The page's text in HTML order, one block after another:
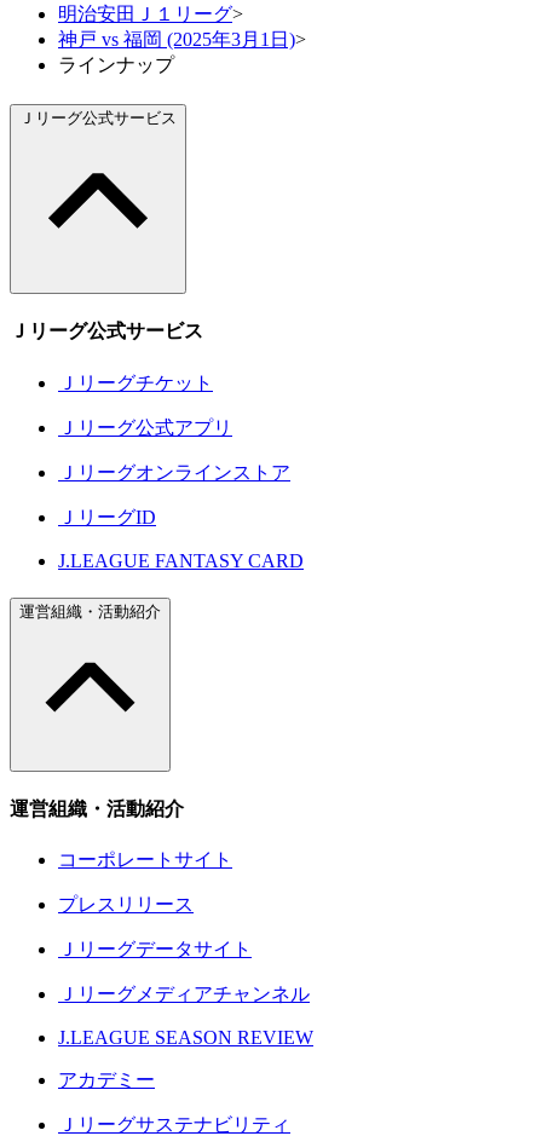
明治安田Ｊ１リーグ>
神戸 vs 福岡 (2025年3月1日)>
ラインナップ
Ｊリーグ公式サービス
Ｊリーグ公式サービス
Ｊリーグチケット
Ｊリーグ公式アプリ
Ｊリーグオンラインストア
ＪリーグID
J.LEAGUE FANTASY CARD
運営組織・活動紹介
運営組織・活動紹介
コーポレートサイト
プレスリリース
Ｊリーグデータサイト
Ｊリーグメディアチャンネル
J.LEAGUE SEASON REVIEW
アカデミー
Ｊリーグサステナビリティ